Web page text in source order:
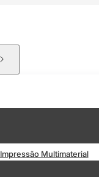
Impressão Multimaterial